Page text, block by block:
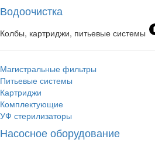
Водоочистка
Колбы, картриджи, питьевые системы
Магистральные фильтры
Питьевые системы
Картриджи
Комплектующие
УФ стерилизаторы
Насосное оборудование